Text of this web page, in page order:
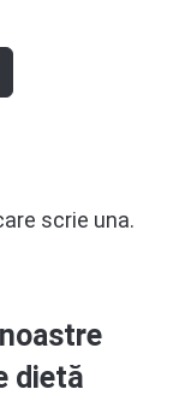
scrie una.
dietă